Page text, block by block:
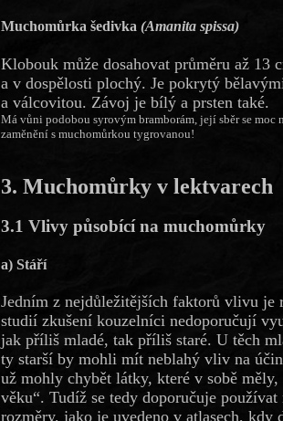
Muchomůrka šedivka (Amanita spissa)
Klobouk může dosahovat průměru až 13
a v dospělosti plochý. Je pokrytý
a válcovitou. Závoj je bílý a prsten také.
Má vůni podobou syrovým bramborám, její sběr se moc
zaměnění s muchomůrkou tygrovanou!
3. Muchomůrky v lektvarech
3.1 Vlivy působící na muchomůrky
a) Stáří
Jedním z nejdůležitějších faktorů vlivu je
studií zkušení kouzelníci nedoporučují
jak příliš mladé, tak příliš staré. U těch
ty starší by mohli mít neblahý vliv na
už mohly chybět látky, které v sobě
věku“. Tudíž se tedy doporučuje
rozměry, jako je uvedeno v atlasech, kdy